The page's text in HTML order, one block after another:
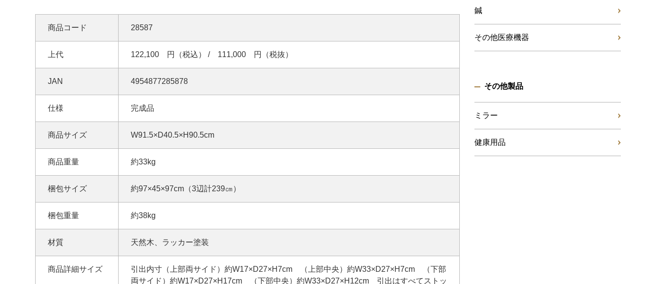
商品コード 28587
上代 122,100 円（税込） / 111,000 円（税抜）
JAN 4954877285878
仕様 完成品
商品サイズ W91.5×D40.5×H90.5cm
商品重量 約33kg
梱包サイズ 約97×45×97cm（3辺計239㎝）
梱包重量 約38kg
材質 天然木、ラッカー塗装
商品詳細サイズ
引出内寸（上部両サイド）約W17×D27×H7cm （上部中央）約W33×D27×H7cm （下部
両サイド）約W17×D27×H17cm （下部中央）約W33×D27×H12cm 引出はすべてストッ
鍼
その他医療機器
その他製品
ミラー
健康用品